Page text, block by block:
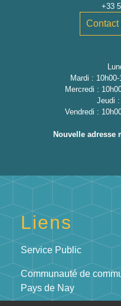
+33
Contact
Mardi :
Mercredi :
Jeudi :
Vendredi :
Nouvelle adresse
Liens
Service Public
Communauté de
Pays de Nay